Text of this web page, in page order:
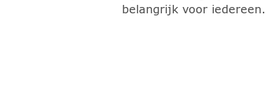
belangrijk voor iedereen.